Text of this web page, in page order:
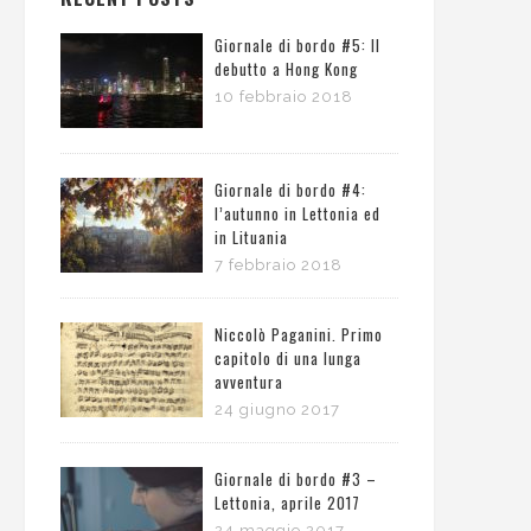
Giornale di bordo #5: Il
debutto a Hong Kong
10 febbraio 2018
Giornale di bordo #4:
l’autunno in Lettonia ed
in Lituania
7 febbraio 2018
Niccolò Paganini. Primo
capitolo di una lunga
avventura
24 giugno 2017
Giornale di bordo #3 –
Lettonia, aprile 2017